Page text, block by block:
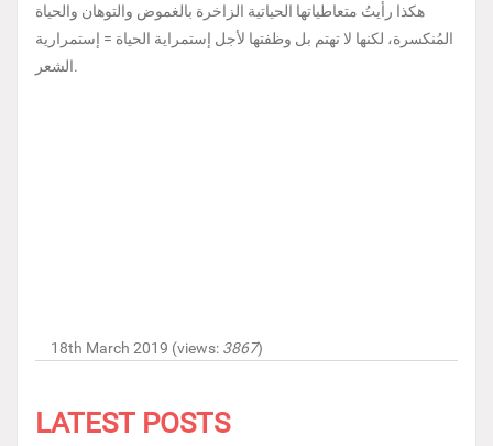
هكذا رأيتُ متعاطياتها الحياتية الزاخرة بالغموض والتوهان والحياة
المُنكسرة، لكنها لا تهتم بل وظفتها لأجل إستمراية الحياة = إستمرارية
الشعر.
18th March 2019 (views: 3867)
LATEST POSTS